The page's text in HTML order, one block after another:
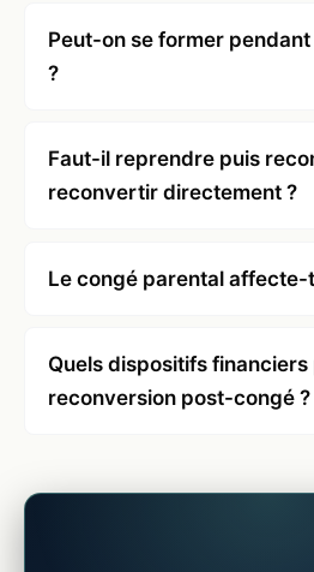
Peut-on se former
?
Faut-il reprendre puis
reconvertir directement ?
Le congé parental affecte-
Quels dispositifs financiers
reconversion post-congé ?